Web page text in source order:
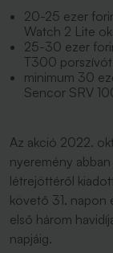
20-25 ezer
Watch 2 Lite
25-30 ezer
T300
minimum 30
Sencor SRV
Az akció 2022.
nyeremény
létrejöttéről
követő 31. napon
első három
napjáig.